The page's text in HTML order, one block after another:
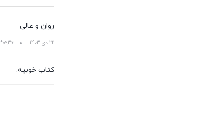
روان و عالی
22 دی 1403 0936***7894
کتاب خوبیه.